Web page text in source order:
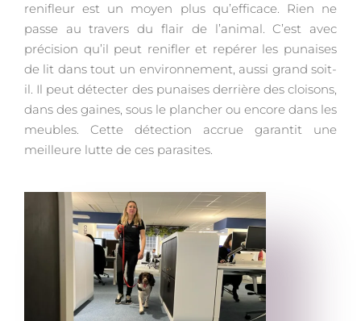
renifleur est un moyen plus qu’efficace. Rien ne
passe au travers du flair de l’animal. C’est avec
précision qu’il peut renifler et repérer les punaises
de lit dans tout un environnement, aussi grand soit-
il. Il peut détecter des punaises derrière des cloisons,
dans des gaines, sous le plancher ou encore dans les
meubles. Cette détection accrue garantit une
meilleure lutte de ces parasites.